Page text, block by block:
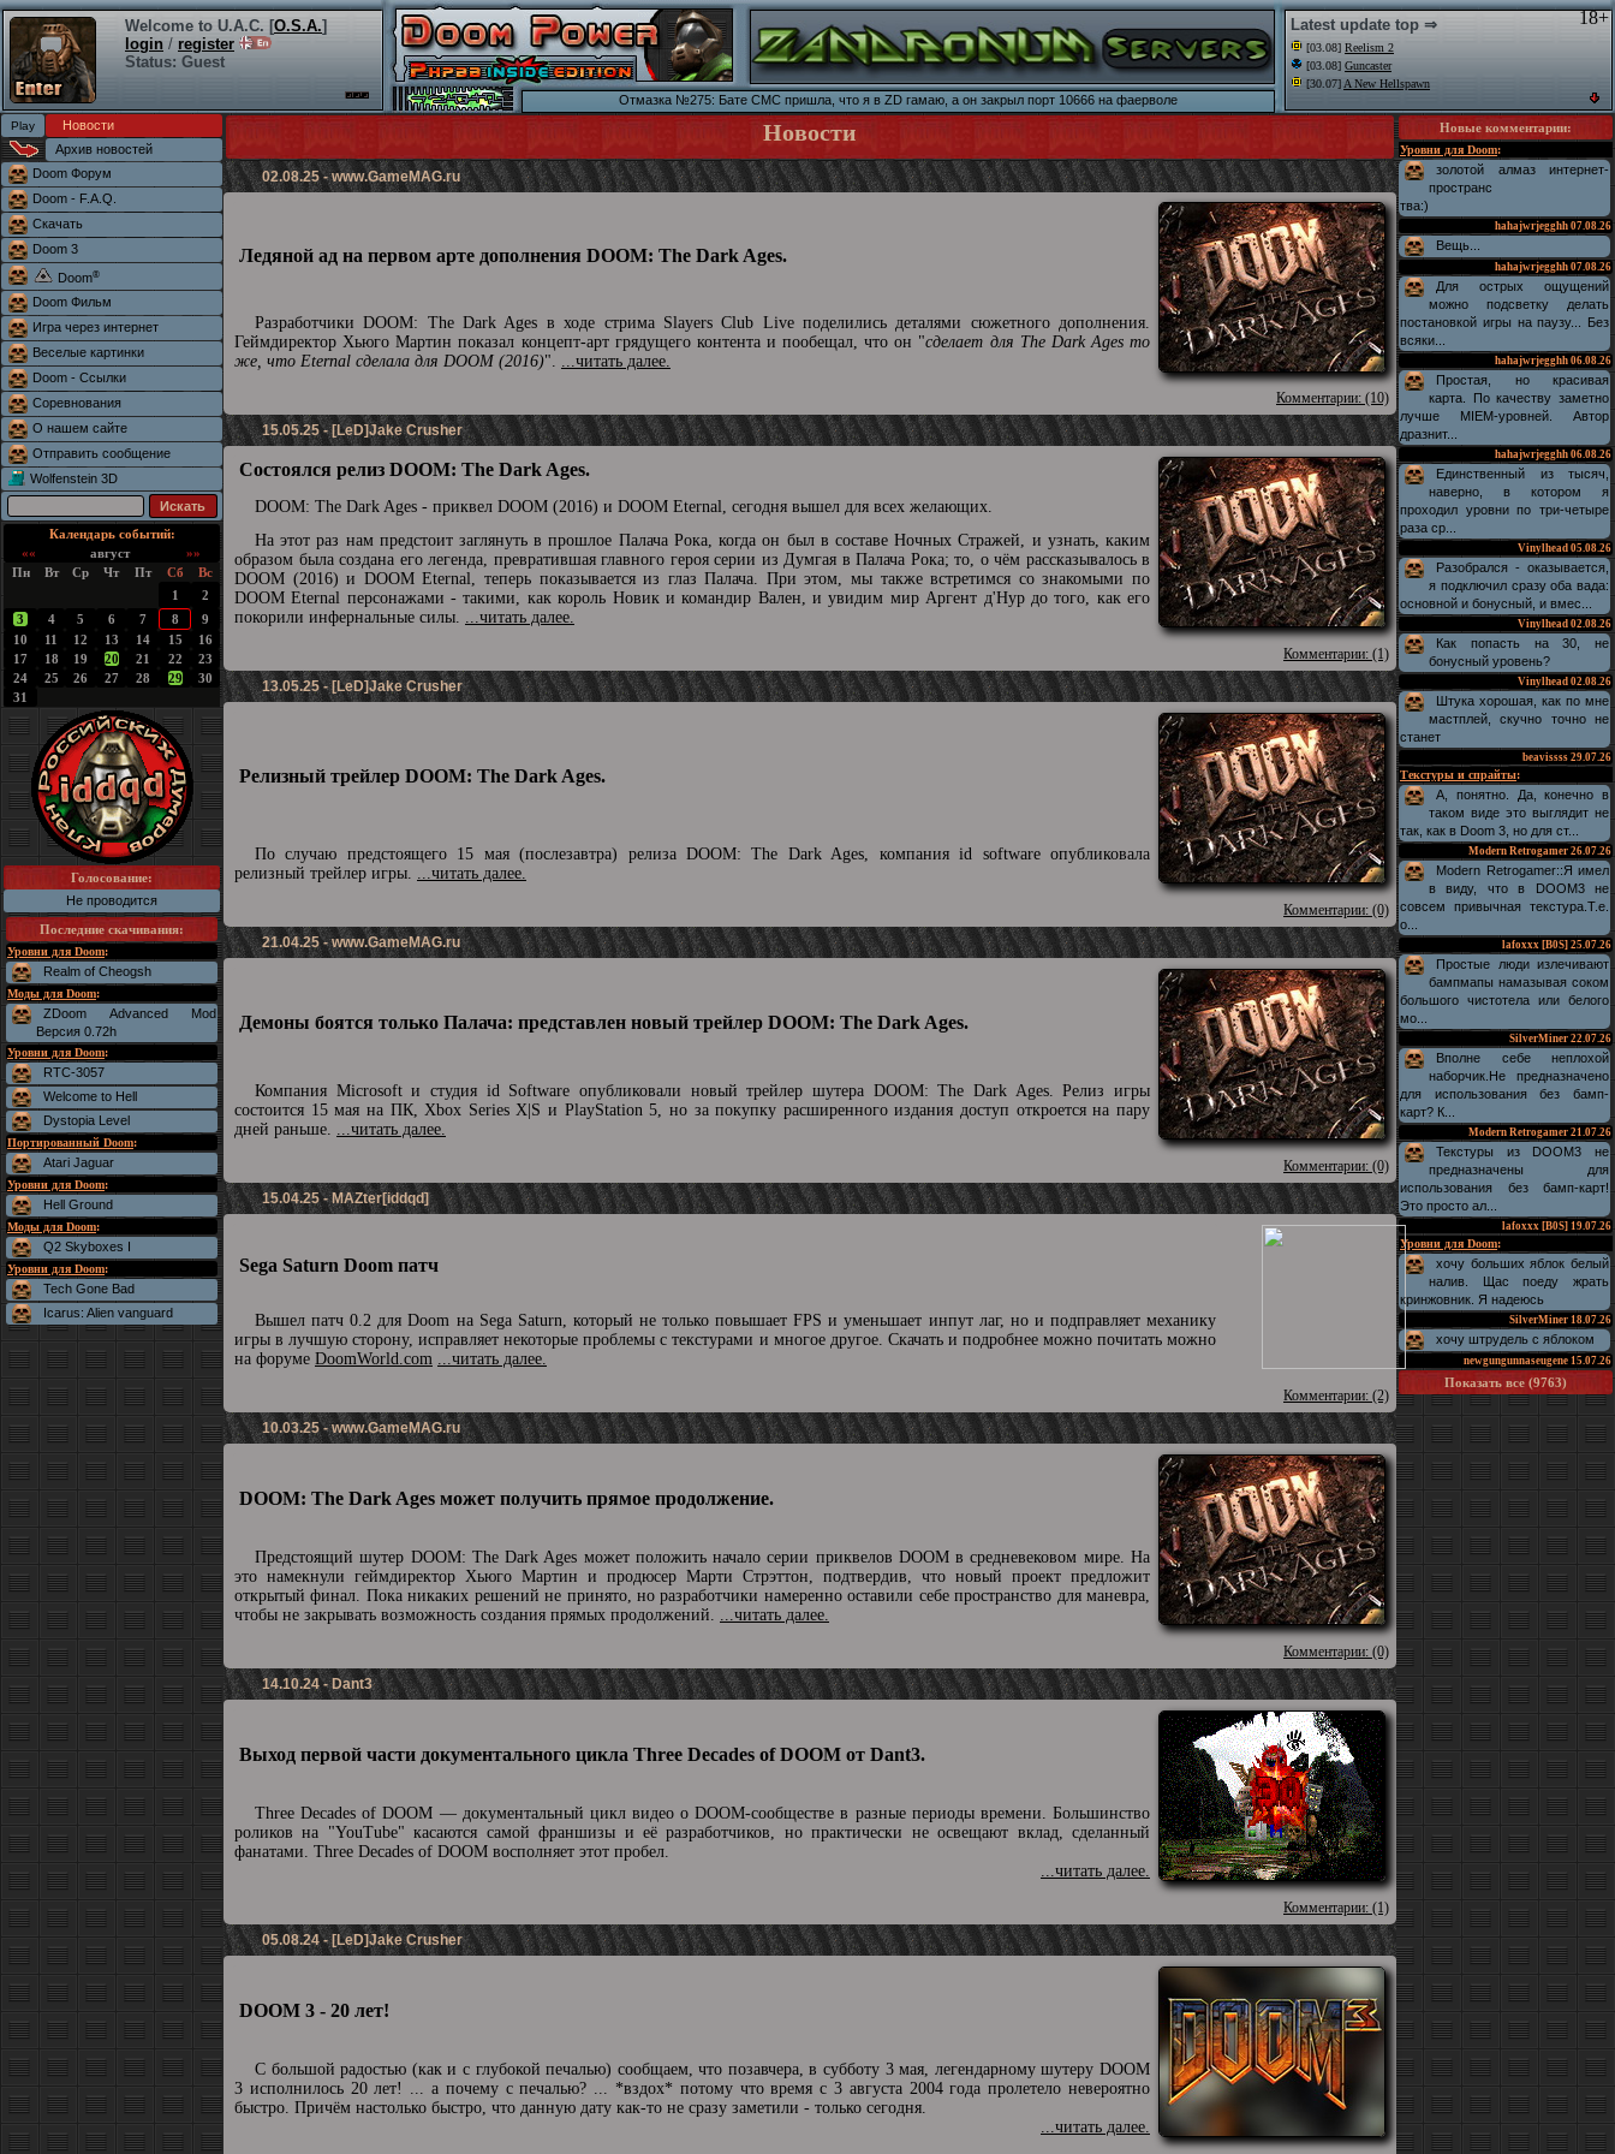
18+
Welcome to U.A.C. [O.S.A.]
login / register
Status: Guest
Latest update top ⇒
[03.08] Reelism 2
[03.08] Guncaster
[30.07] A New Hellspawn
Отмазка №275: Бате СМС пришла, что я в ZD гамаю, а он закрыл порт 10666 на фаерволе
Новости
Архив новостей
Doom Форум
Doom - F.A.Q.
Скачать
Doom 3
Doom®
Doom Фильм
Игра через интернет
Веселые картинки
Doom - Ссылки
Соревнования
О нашем сайте
Отправить сообщение
Wolfenstein 3D
Календарь событий:
««
август
»»
Пн
Вт Ср Чт Пт Сб
Вс
1
2
3
4 5 6 7 8
9
10
11 12 13 14 15
16
17
18 19 20 21 22
23
24
25 26 27 28 29
30
31
Голосование:
Не проводится
Последние скачивания:
Уровни для Doom:
Realm of Cheogsh
Моды для Doom:
ZDoom Advanced Mod
Версия 0.72h
Уровни для Doom:
RTC-3057
Welcome to Hell
Dystopia Level
Портированный Doom:
Atari Jaguar
Уровни для Doom:
Hell Ground
Моды для Doom:
Q2 Skyboxes I
Уровни для Doom:
Tech Gone Bad
Icarus: Alien vanguard
Новости
02.08.25 -www.GameMAG.ru
Ледяной ад на первом арте дополнения DOOM: The Dark Ages.
Разработчики DOOM: The Dark Ages в ходе стрима Slayers Club Live поделились деталями сюжетного дополнения.
Геймдиректор Хьюго Мартин показал концепт-арт грядущего контента и пообещал, что он "сделает для The Dark Ages то
же, что Eternal сделала для DOOM (2016)". ...читать далее.
Комментарии: (10)
15.05.25 - [LeD]Jake Crusher
Состоялся релиз DOOM: The Dark Ages.
DOOM: The Dark Ages - приквел DOOM (2016) и DOOM Eternal, сегодня вышел для всех желающих.
На этот раз нам предстоит заглянуть в прошлое Палача Рока, когда он был в составе Ночных Стражей, и узнать, каким
образом была создана его легенда, превратившая главного героя серии из Думгая в Палача Рока; то, о чём рассказывалось в
DOOM (2016) и DOOM Eternal, теперь показывается из глаз Палача. При этом, мы также встретимся со знакомыми по
DOOM Eternal персонажами - такими, как король Новик и командир Вален, и увидим мир Аргент д'Нур до того, как его
покорили инфернальные силы. ...читать далее.
Комментарии: (1)
13.05.25 - [LeD]Jake Crusher
Релизный трейлер DOOM: The Dark Ages.
По случаю предстоящего 15 мая (послезавтра) релиза DOOM: The Dark Ages, компания id software опубликовала
релизный трейлер игры. ...читать далее.
Комментарии: (0)
21.04.25 -www.GameMAG.ru
Демоны боятся только Палача: представлен новый трейлер DOOM: The Dark Ages.
Компания Microsoft и студия id Software опубликовали новый трейлер шутера DOOM: The Dark Ages. Релиз игры
состоится 15 мая на ПК, Xbox Series X|S и PlayStation 5, но за покупку расширенного издания доступ откроется на пару
дней раньше. ...читать далее.
Комментарии: (0)
15.04.25 - MAZter[iddqd]
Sega Saturn Doom патч
Вышел патч 0.2 для Doom на Sega Saturn, который не только повышает FPS и уменьшает инпут лаг, но и подправляет механику
игры в лучшую сторону, исправляет некоторые проблемы с текстурами и многое другое. Скачать и подробнее можно почитать можно
на форуме DoomWorld.com ...читать далее.
Комментарии: (2)
10.03.25 -www.GameMAG.ru
DOOM: The Dark Ages может получить прямое продолжение.
Предстоящий шутер DOOM: The Dark Ages может положить начало серии приквелов DOOM в средневековом мире. На
это намекнули геймдиректор Хьюго Мартин и продюсер Марти Стрэттон, подтвердив, что новый проект предложит
открытый финал. Пока никаких решений не принято, но разработчики намеренно оставили себе пространство для маневра,
чтобы не закрывать возможность создания прямых продолжений. ...читать далее.
Комментарии: (0)
14.10.24 - Dant3
Выход первой части документального цикла Three Decades of DOOM от Dant3.
Three Decades of DOOM — документальный цикл видео о DOOM-сообществе в разные периоды времени. Большинство
роликов на "YouTube" касаются самой франшизы и её разработчиков, но практически не освещают вклад, сделанный
фанатами. Three Decades of DOOM восполняет этот пробел.
...читать далее.
Комментарии: (1)
05.08.24 - [LeD]Jake Crusher
DOOM 3 - 20 лет!
С большой радостью (как и с глубокой печалью) сообщаем, что позавчера, в субботу 3 мая, легендарному шутеру DOOM
3 исполнилось 20 лет! ... а почему с печалью? ... *вздох* потому что время с 3 августа 2004 года пролетело невероятно
быстро. Причём настолько быстро, что данную дату как-то не сразу заметили - только сегодня.
...читать далее.
Новые комментарии:
Уровни для Doom:
золотой алмаз интернет-
пространс
тва:)
hahajwrjegghh 07.08.26
Вещь...
hahajwrjegghh 07.08.26
Для острых ощущений
можно подсветку делать
постановкой игры на паузу... Без
всяки...
hahajwrjegghh 06.08.26
Простая, но красивая
карта. По качеству заметно
лучше MIEM-уровней. Автор
дразнит...
hahajwrjegghh 06.08.26
Единственный из тысяч,
наверно, в котором я
проходил уровни по три-четыре
раза ср...
Vinylhead 05.08.26
Разобрался - оказывается,
я подключил сразу оба вада:
основной и бонусный, и вмес...
Vinylhead 02.08.26
Как попасть на 30, не
бонусный уровень?
Vinylhead 02.08.26
Штука хорошая, как по мне
мастплей, скучно точно не
станет
beavissss 29.07.26
Текстуры и спрайты:
А, понятно. Да, конечно в
таком виде это выглядит не
так, как в Doom 3, но для ст...
Modern Retrogamer 26.07.26
Modern Retrogamer::Я имел
в виду, что в DOOM3 не
совсем привычная текстура.Т.е.
о...
lafoxxx [B0S] 25.07.26
Простые люди излечивают
бампмапы намазывая соком
большого чистотела или белого
мо...
SilverMiner 22.07.26
Вполне себе неплохой
наборчик.Не предназначено
для использования без бамп-
карт? К...
Modern Retrogamer 21.07.26
Текстуры из DOOM3 не
предназначены для
использования без бамп-карт!
Это просто ал...
lafoxxx [B0S] 19.07.26
Уровни для Doom:
хочу больших яблок белый
налив. Щас поеду жрать
кринжовник. Я надеюсь
SilverMiner 18.07.26
хочу штрудель с яблоком
newgungunnaseugene 15.07.26
Показать все (9763)